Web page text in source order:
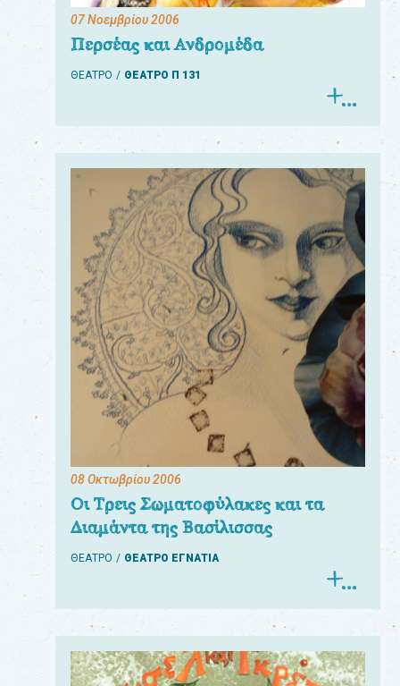
07 Νοεμβρίου 2006
Περσέας και Ανδρομέδα
ΘΕΑΤΡΟ ΘΕΑΤΡΟ Π 131
08 Οκτωβρίου 2006
Οι Τρεις Σωματοφύλακες και τα
Διαμάντα της Βασίλισσας
ΘΕΑΤΡΟ ΘΕΑΤΡΟ ΕΓΝΑΤΙΑ